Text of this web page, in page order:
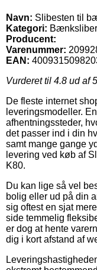
Navn: Slibesten til
Kategori: Bænksliber
Producent:
Varenummer:
EAN:
Vurderet til 4.8 ud af
De fleste internet
leveringsmodeller.
afhentningssteder,
det passer ind i din
samt mange gange
levering ved køb af
K80.
Du kan lige så vel
bolig eller ud på din
sig oftest en sjat
side temmelig
er dog at hente
dig i kort afstand af